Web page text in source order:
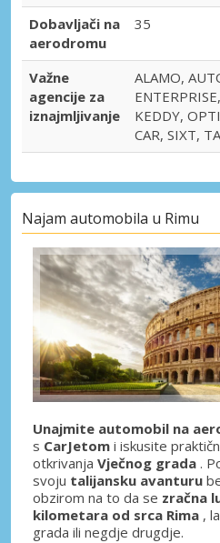
Dobavljači na
aerodromu
35
Važne
agencije za
iznajmljivanje
ALAMO,
KEDDY,
CAR, SIXT,
Najam automobila u Rimu
Unajmite automobil na
s CarJetom i iskusite
otkrivanja Vječnog grada .
svoju talijansku avanturu
obzirom na to da se zračna
kilometara od srca Rima ,
grada ili negdje drugdje.